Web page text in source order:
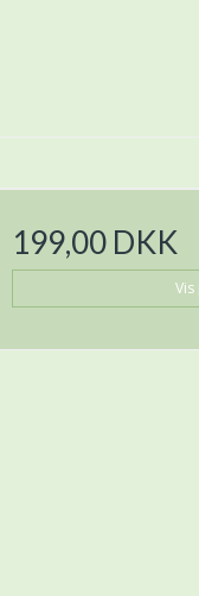
199,00 DKK